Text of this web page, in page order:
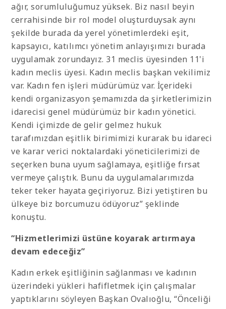
ağır, sorumluluğumuz yüksek. Biz nasıl beyin
cerrahisinde bir rol model oluşturduysak aynı
şekilde burada da yerel yönetimlerdeki eşit,
kapsayıcı, katılımcı yönetim anlayışımızı burada
uygulamak zorundayız. 31 meclis üyesinden 11'i
kadın meclis üyesi. Kadın meclis başkan vekilimiz
var. Kadın fen işleri müdürümüz var. İçerideki
kendi organizasyon şemamızda da şirketlerimizin
idarecisi genel müdürümüz bir kadın yönetici.
Kendi içimizde de gelir gelmez hukuk
tarafımızdan eşitlik birimimizi kurarak bu idareci
ve karar verici noktalardaki yöneticilerimizi de
seçerken buna uyum sağlamaya, eşitliğe fırsat
vermeye çalıştık. Bunu da uygulamalarımızda
teker teker hayata geçiriyoruz. Bizi yetiştiren bu
ülkeye biz borcumuzu ödüyoruz” şeklinde
konuştu.
“Hizmetlerimizi üstüne koyarak artırmaya
devam edeceğiz”
Kadın erkek eşitliğinin sağlanması ve kadının
üzerindeki yükleri hafifletmek için çalışmalar
yaptıklarını söyleyen Başkan Ovalıoğlu, “Önceliği